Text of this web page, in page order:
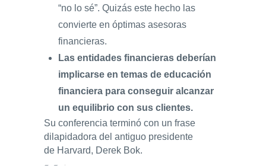
“no lo sé”. Quizás este hecho las
convierte en óptimas asesoras
financieras.
Las entidades financieras deberían
implicarse en temas de educación
financiera para conseguir alcanzar
un equilibrio con sus clientes.
Su conferencia terminó con un frase
dilapidadora del antiguo presidente
de Harvard, Derek Bok.